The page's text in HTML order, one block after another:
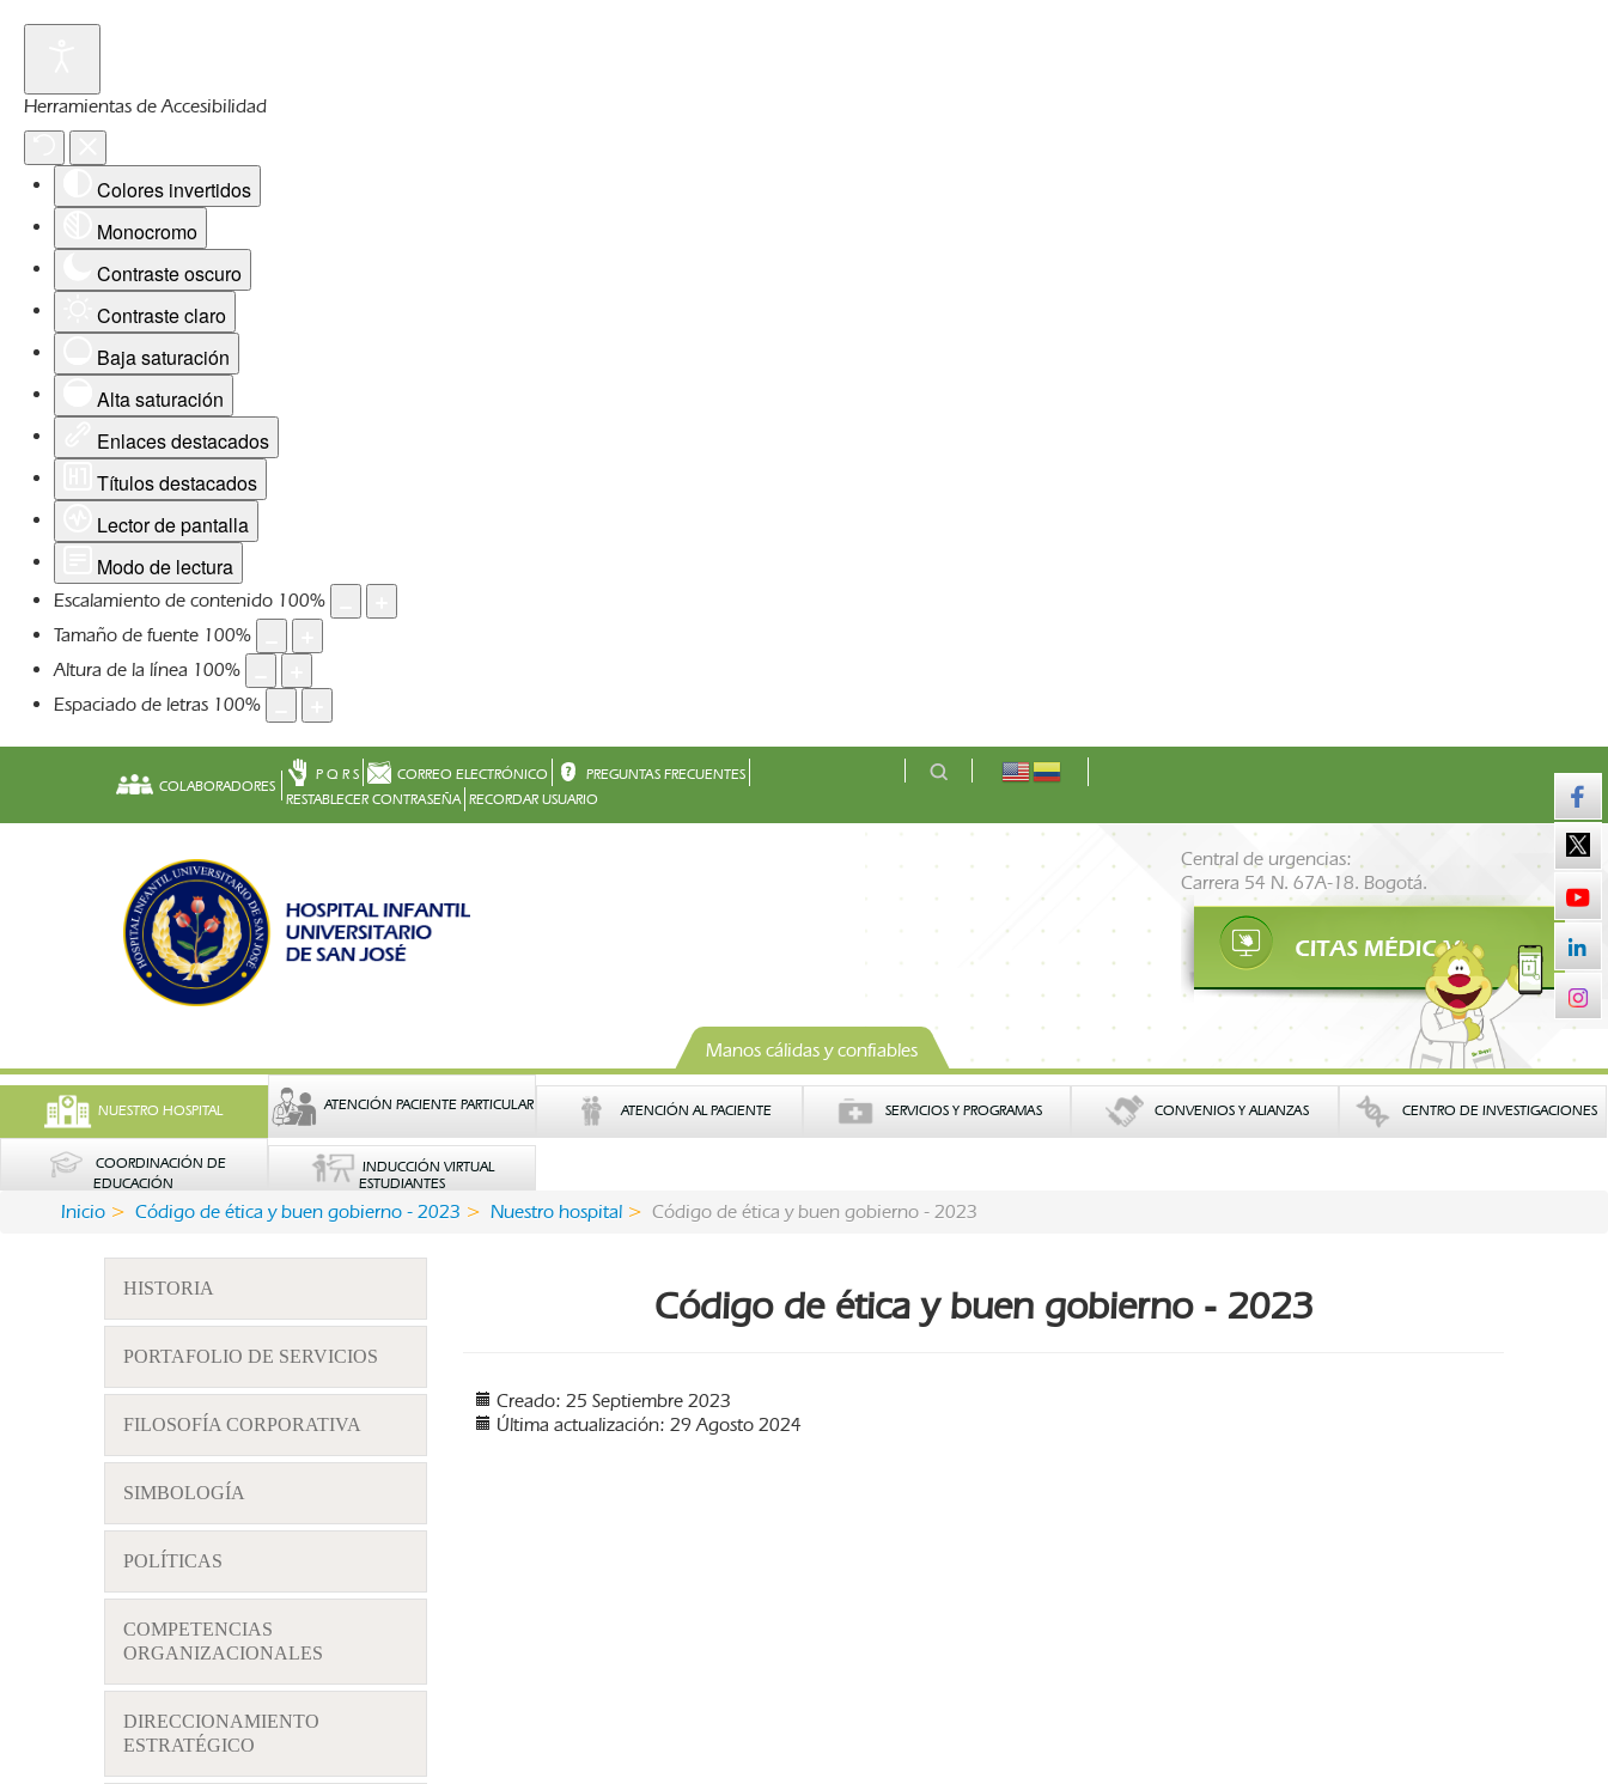
Herramientas de Accesibilidad
Colores invertidos
Monocromo
Contraste oscuro
Contraste claro
Baja saturación
Alta saturación
Enlaces destacados
Títulos destacados
Lector de pantalla
Modo de lectura
Escalamiento de contenido 100%
Tamaño de fuente 100%
Altura de la línea 100%
Espaciado de letras 100%
COLABORADORES
P Q R S CORREO ELECTRÓNICO
PREGUNTAS FRECUENTES
RESTABLECER CONTRASEÑA RECORDAR USUARIO
Central de urgencias:
Carrera 54 N. 67A-18. Bogotá.
Manos cálidas y confiables
NUESTRO HOSPITAL ATENCIÓN PACIENTE PARTICULAR ATENCIÓN AL PACIENTE SERVICIOS Y PROGRAMAS CONVENIOS Y ALIANZAS CENTRO DE INVESTIGACIONES
COORDINACIÓN DE
EDUCACIÓN
INDUCCIÓN VIRTUAL
ESTUDIANTES
Inicio Código de ética y buen gobierno - 2023 Nuestro hospital Código de ética y buen gobierno - 2023
HISTORIA
PORTAFOLIO DE SERVICIOS
FILOSOFÍA CORPORATIVA
SIMBOLOGÍA
POLÍTICAS
COMPETENCIAS
ORGANIZACIONALES
DIRECCIONAMIENTO
ESTRATÉGICO
Código de ética y buen gobierno - 2023
Creado: 25 Septiembre 2023
Última actualización: 29 Agosto 2024